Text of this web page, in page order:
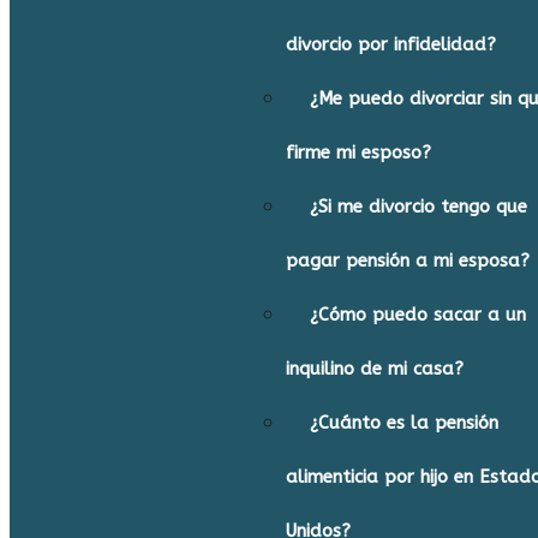
divorcio por infidelidad?
¿Me puedo divorciar sin
firme mi esposo?
¿Si me divorcio tengo que
pagar pensión a mi esposa?
¿Cómo puedo sacar a un
inquilino de mi casa?
¿Cuánto es la pensión
alimenticia por hijo en
Unidos?